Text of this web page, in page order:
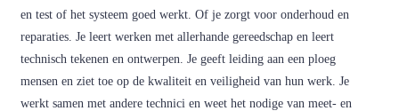
en test of het systeem goed werkt. Of je zorgt voor onderhoud en
reparaties. Je leert werken met allerhande gereedschap en leert
technisch tekenen en ontwerpen. Je geeft leiding aan een ploeg
mensen en ziet toe op de kwaliteit en veiligheid van hun werk. Je
werkt samen met andere technici en weet het nodige van meet- en